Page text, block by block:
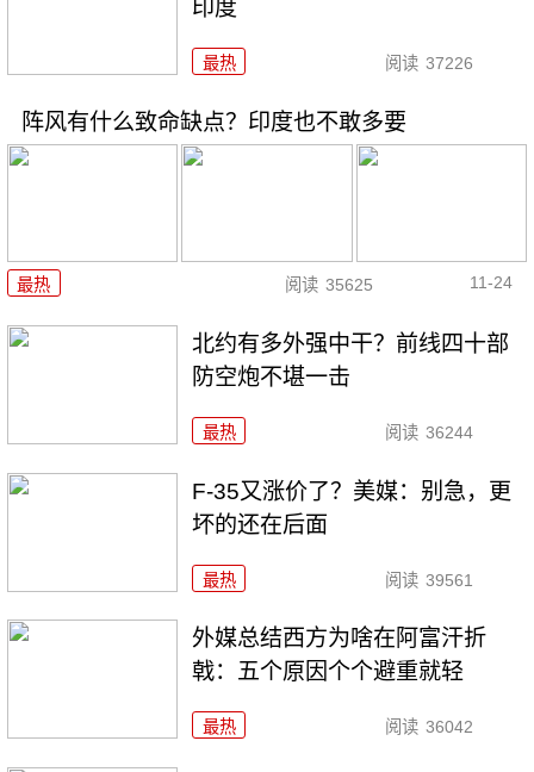
印度
最热 阅读 37226
阵风有什么致命缺点？印度也不敢多要
最热 阅读 35625 11-24
北约有多外强中干？前线四十部
防空炮不堪一击
最热 阅读 36244
F-35又涨价了？美媒：别急，更
坏的还在后面
最热 阅读 39561
外媒总结西方为啥在阿富汗折
戟：五个原因个个避重就轻
最热 阅读 36042